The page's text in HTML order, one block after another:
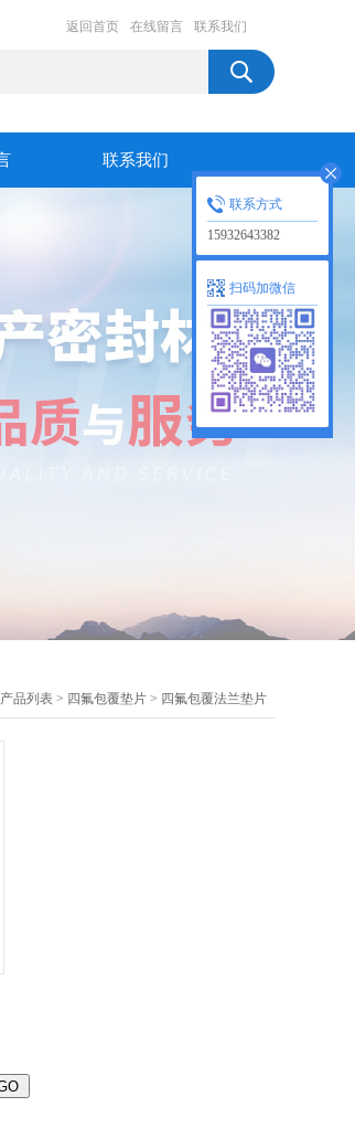
返回首页 在线留言 联系我们
联系我们
产品列表 > 四氟包覆垫片 > 四氟包覆法兰垫片
联系方式
15932643382
扫码加微信